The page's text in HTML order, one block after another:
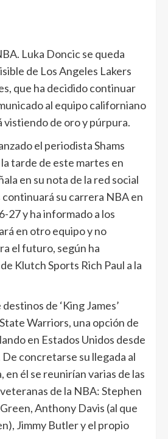
Luka Doncic se queda
de Los Angeles Lakers
que ha decidido continuar
al equipo californiano
vistiendo de oro y púrpura.
el periodista Shams
tarde de este martes en
en su nota de la red social
continuará su carrera NBA en
27 y ha informado a los
en otro equipo y no
el futuro, según ha
Klutch Sports Rich Paul a la
de ‘King James’
Warriors, una opción de
en Estados Unidos desde
De concretarse su llegada al
en él se reunirían varias de las
de la NBA: Stephen
Anthony Davis (al que
Jimmy Butler y el propio